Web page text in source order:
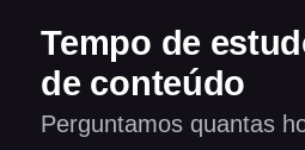
Tempo de
de conteúdo
Perguntamos quantas